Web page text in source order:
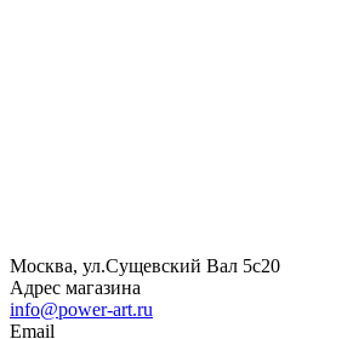
Москва, ул.Сущевский Вал 5с20
Адрес магазина
info@power-art.ru
Email